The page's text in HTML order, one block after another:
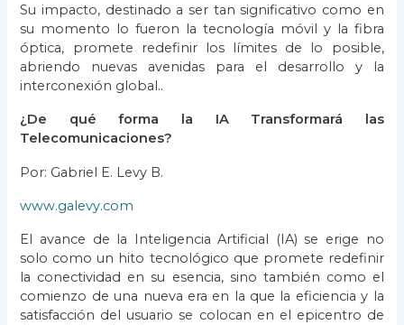
Su impacto, destinado a ser tan significativo como en
su momento lo fueron la tecnología móvil y la fibra
óptica, promete redefinir los límites de lo posible,
abriendo nuevas avenidas para el desarrollo y la
interconexión global..
¿De qué forma la IA Transformará las
Telecomunicaciones?
Por: Gabriel E. Levy B.
www.galevy.com
El avance de la Inteligencia Artificial (IA) se erige no
solo como un hito tecnológico que promete redefinir
la conectividad en su esencia, sino también como el
comienzo de una nueva era en la que la eficiencia y la
satisfacción del usuario se colocan en el epicentro de